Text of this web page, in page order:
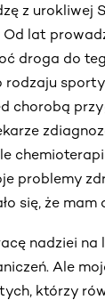
z urokliwej
Od lat
droga do
rodzaju
chorobą
problemy
się, że
nadziei
Ale
którzy